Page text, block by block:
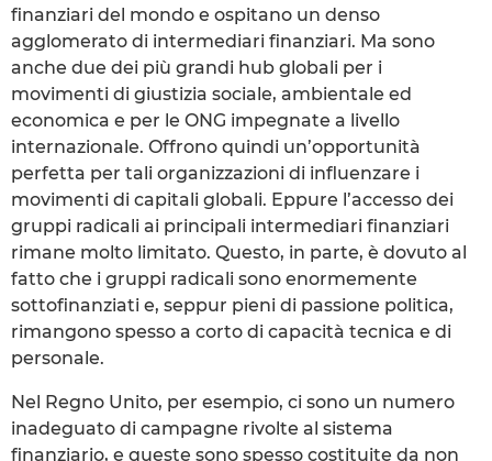
finanziari del mondo e ospitano un denso
agglomerato di intermediari finanziari. Ma sono
anche due dei più grandi hub globali per i
movimenti di giustizia sociale, ambientale ed
economica e per le ONG impegnate a livello
internazionale. Offrono quindi un’opportunità
perfetta per tali organizzazioni di influenzare i
movimenti di capitali globali. Eppure l’accesso dei
gruppi radicali ai principali intermediari finanziari
rimane molto limitato. Questo, in parte, è dovuto al
fatto che i gruppi radicali sono enormemente
sottofinanziati e, seppur pieni di passione politica,
rimangono spesso a corto di capacità tecnica e di
personale.
Nel Regno Unito, per esempio, ci sono un numero
inadeguato di campagne rivolte al sistema
finanziario, e queste sono spesso costituite da non